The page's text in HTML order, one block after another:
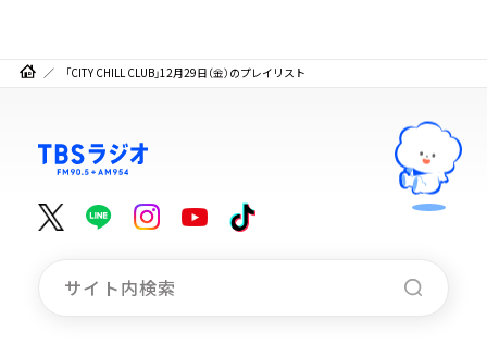
「CITY CHILL CLUB」12月29日（金）のプレイリスト